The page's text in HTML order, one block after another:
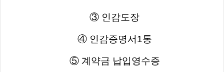
③ 인감도장
④ 인감증명서1통
⑤ 계약금 납입영수증